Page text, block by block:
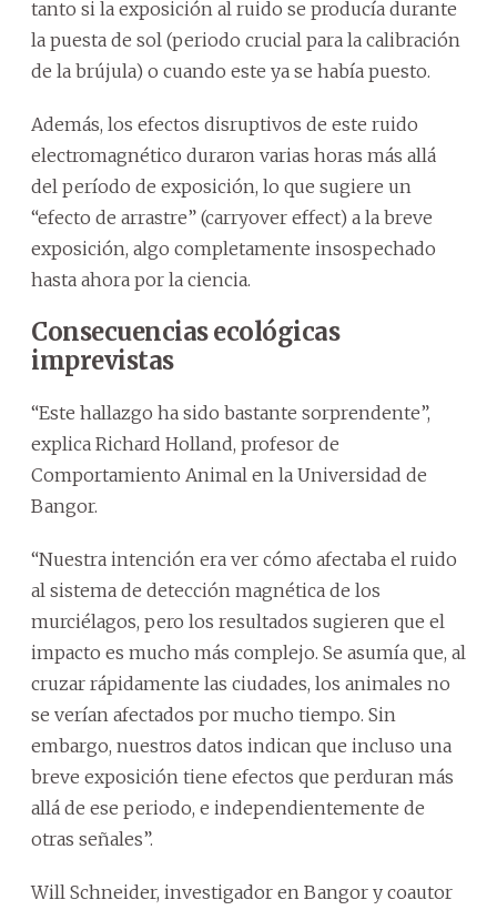
tanto si la exposición al ruido se producía durante
la puesta de sol (periodo crucial para la calibración
de la brújula) o cuando este ya se había puesto.
Además, los efectos disruptivos de este ruido
electromagnético duraron varias horas más allá
del período de exposición, lo que sugiere un
“efecto de arrastre” (carryover effect) a la breve
exposición, algo completamente insospechado
hasta ahora por la ciencia.
Consecuencias ecológicas
imprevistas
“Este hallazgo ha sido bastante sorprendente”,
explica Richard Holland, profesor de
Comportamiento Animal en la Universidad de
Bangor.
“Nuestra intención era ver cómo afectaba el ruido
al sistema de detección magnética de los
murciélagos, pero los resultados sugieren que el
impacto es mucho más complejo. Se asumía que, al
cruzar rápidamente las ciudades, los animales no
se verían afectados por mucho tiempo. Sin
embargo, nuestros datos indican que incluso una
breve exposición tiene efectos que perduran más
allá de ese periodo, e independientemente de
otras señales”.
Will Schneider, investigador en Bangor y coautor